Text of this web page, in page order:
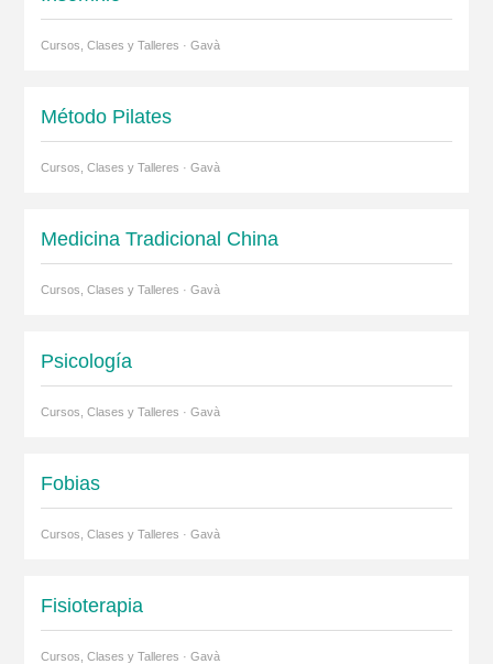
Cursos, Clases y Talleres · Gavà
Método Pilates
Cursos, Clases y Talleres · Gavà
Medicina Tradicional China
Cursos, Clases y Talleres · Gavà
Psicología
Cursos, Clases y Talleres · Gavà
Fobias
Cursos, Clases y Talleres · Gavà
Fisioterapia
Cursos, Clases y Talleres · Gavà